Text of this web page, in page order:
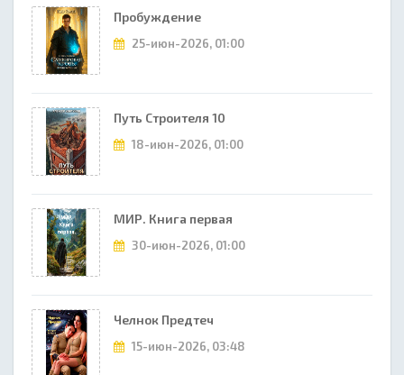
Пробуждение
25-июн-2026, 01:00
Путь Строителя 10
18-июн-2026, 01:00
МИР. Книга первая
30-июн-2026, 01:00
Челнок Предтеч
15-июн-2026, 03:48